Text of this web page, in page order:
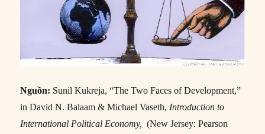
Nguồn: Sunil Kukreja, “The Two Faces of Development,”
in David N. Balaam & Michael Vaseth, Introduction to
International Political Economy,
(New Jersey: Pearson